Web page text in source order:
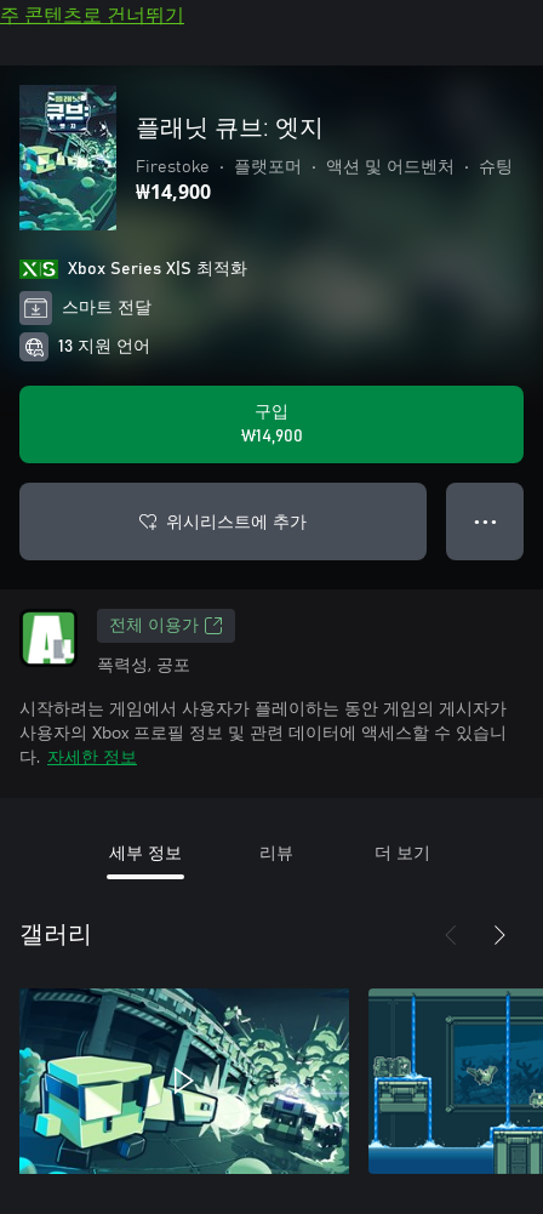
주 콘텐츠로 건너뛰기
플래닛 큐브: 엣지
Firestoke • 플랫포머 • 액션 및 어드벤처 • 슈팅
₩14,900
Xbox Series X|S 최적화
스마트 전달
13 지원 언어
구입
₩14,900
위시리스트에 추가 ● ● ●
전체 이용가
폭력성, 공포
시작하려는 게임에서 사용자가 플레이하는 동안 게임의 게시자가
사용자의 Xbox 프로필 정보 및 관련 데이터에 액세스할 수 있습니
다. 자세한 정보
세부 정보 리뷰 더 보기
갤러리